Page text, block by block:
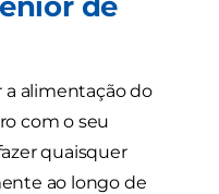
alimentação do
com o seu
quaisquer
ao longo de